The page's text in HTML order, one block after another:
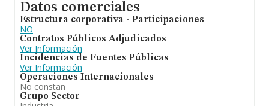
Datos comerciales
Estructura corporativa - Participaciones
NO
Contratos Públicos Adjudicados
Ver Información
Incidencias de Fuentes Públicas
Ver Información
Operaciones Internacionales
No constan
Grupo Sector